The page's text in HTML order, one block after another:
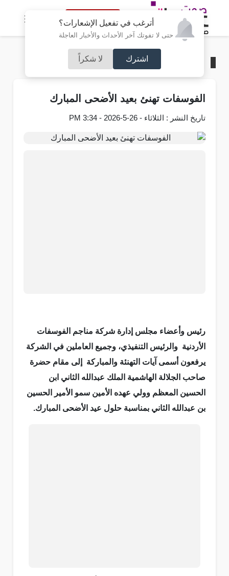
أترغب في تفعيل الإشعارات؟
حتى لا تفوتك آخر الأحداث والأخبار العاجلة
اشترك لا شكراً
النسخة الكاملة
مجتمع صوت عمان
الفوسفات تهنئ بعيد الأضحى المبارك
تاريخ النشر : الثلاثاء - 26-5-2026 - 3:34 PM
رئيس وأعضاء مجلس إدارة شركة مناجم الفوسفات
الأردنية والرئيس التنفيذي، وجميع العاملين في الشركة
يرفعون أسمى آيات التهنئة والمباركة إلى مقام حضرة
صاحب الجلالة الهاشمية الملك عبدالله الثاني ابن
الحسين المعظم وولي عهده الأمين سمو الأمير الحسين
بن عبدالله الثاني بمناسبة حلول عيد الأضحى المبارك.